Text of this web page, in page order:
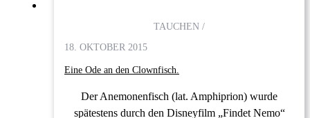
TAUCHEN /
18. OKTOBER 2015
Eine Ode an den Clownfisch.
Der Anemonenfisch (lat. Amphiprion) wurde
spätestens durch den Disneyfilm „Findet Nemo“